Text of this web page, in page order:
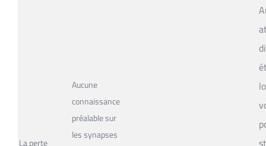
La perte
Aucune
connaissance
préalable sur
les synapses